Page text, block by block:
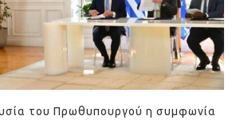
του Πρωθυπουργού η συμφωνία